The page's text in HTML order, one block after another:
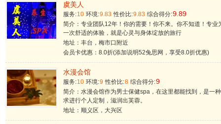
虞美人
服务:10 环境:9.83 性价比:9.83 综合得分:9.89
简介：专业团队12年！你的需要！你不来。你不知道！专
一次舒适的体验，就是心灵与身体绽放的旅行
地址：丰台，梅市口附近
会员卡优惠：8.0折(添加说明52兔思网，享受8.0折优惠)
水漫会馆
服务:10 环境:9 性价比:8 综合得分:9
简介：水漫会馆作为男士保健spa，在这里都能找到，是一
求进行个人定制，滋润出芙蓉。
地址：顺义区，大兴区